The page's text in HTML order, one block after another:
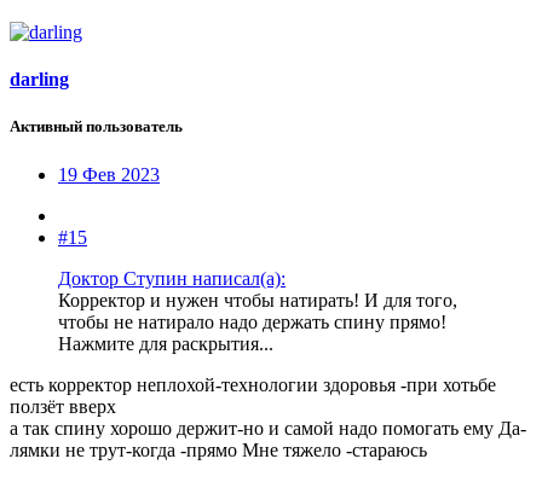
darling
Активный пользователь
19 Фев 2023
#15
Доктор Ступин написал(а):
Корректор и нужен чтобы натирать! И для того,
чтобы не натирало надо держать спину прямо!
Нажмите для раскрытия...
есть корректор неплохой-технологии здоровья -при хотьбе
ползёт вверх
а так спину хорошо держит-но и самой надо помогать ему Да-
лямки не трут-когда -прямо Мне тяжело -стараюсь